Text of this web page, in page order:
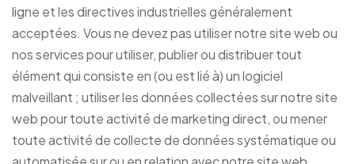
ligne et les directives industrielles généralement
acceptées. Vous ne devez pas utiliser notre site web ou
nos services pour utiliser, publier ou distribuer tout
élément qui consiste en (ou est lié à) un logiciel
malveillant ; utiliser les données collectées sur notre site
web pour toute activité de marketing direct, ou mener
toute activité de collecte de données systématique ou